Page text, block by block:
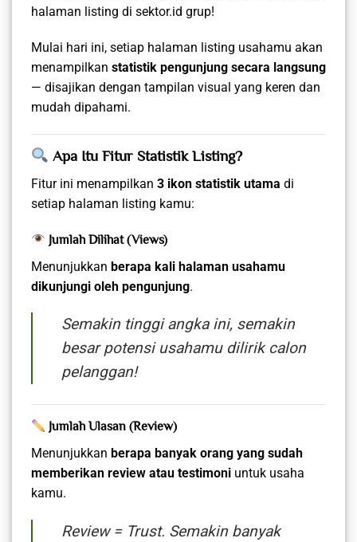
halaman listing di sektor.id grup!
Mulai hari ini, setiap halaman listing usahamu akan
menampilkan statistik pengunjung secara langsung
— disajikan dengan tampilan visual yang keren dan
mudah dipahami.
Apa Itu Fitur Statistik Listing?
Fitur ini menampilkan 3 ikon statistik utama di
setiap halaman listing kamu:
Jumlah Dilihat (Views)
Menunjukkan berapa kali halaman usahamu
dikunjungi oleh pengunjung.
Semakin tinggi angka ini, semakin
besar potensi usahamu dilirik calon
pelanggan!
Jumlah Ulasan (Review)
Menunjukkan berapa banyak orang yang sudah
memberikan review atau testimoni untuk usaha
kamu.
Review = Trust. Semakin banyak